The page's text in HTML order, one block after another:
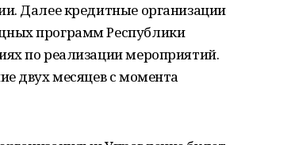
Далее кредитные организации
программ Республики
по реализации мероприятий.
двух месяцев с момента